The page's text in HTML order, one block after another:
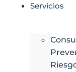
Servicios